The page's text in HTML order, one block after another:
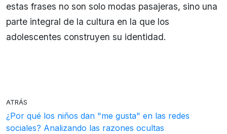
estas frases no son solo modas pasajeras, sino una
parte integral de la cultura en la que los
adolescentes construyen su identidad.
ATRÁS
¿Por qué los niños dan "me gusta" en las redes
sociales? Analizando las razones ocultas